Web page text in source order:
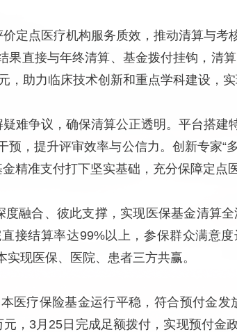
定点医疗机构服务质效，推动清算与
果直接与年终清算、基金拨付挂钩，清
，助力临床技术创新和重点学科建设，
难争议，确保清算公正透明。平台搭
，提升评审效率与公信力。创新专家“
精准支付打下坚实基础，充分保障定点
融合、彼此支撑，实现医保基金清算
接结算率达99%以上，参保群众满意
现医保、医院、患者三方共赢。
医疗保险基金运行平稳，符合预付金
，3月25日完成足额拨付，实现预付金